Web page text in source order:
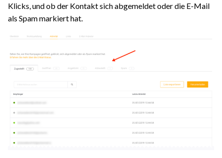
Klicks, und ob der Kontakt sich abgemeldet oder die E-Mail
als Spam markiert hat.